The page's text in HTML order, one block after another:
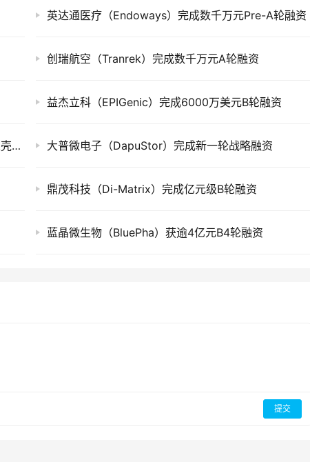
英达通医疗（Endoways）完成数千万元Pre-A轮融资
创瑞航空（Tranrek）完成数千万元A轮融资
益杰立科（EPIGenic）完成6000万美元B轮融资
创投快讯 | 大搜车、​声通科技、和府、星亢原、果壳生物等14家企业获得投资 大普微电子（DapuStor）完成新一轮战略融资
鼎茂科技（Di-Matrix）完成亿元级B轮融资
蓝晶微生物（BluePha）获逾4亿元B4轮融资
提交